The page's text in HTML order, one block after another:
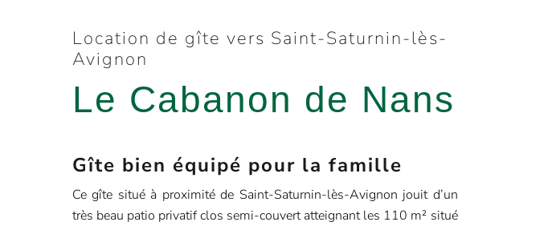
Location de gîte vers Saint-Saturnin-lès-
Avignon
Le Cabanon de Nans
Gîte bien équipé pour la famille
Ce gîte situé à proximité de Saint-Saturnin-lès-Avignon jouit d’un
très beau patio privatif clos semi-couvert atteignant les 110 m² situé